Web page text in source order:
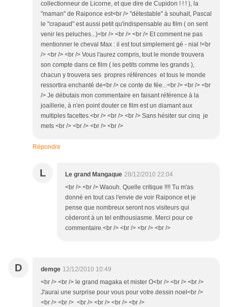
collectionneur de Licorne, et que dire de Cupidon ! ! ! ), la
"maman" de Raiponce est<br /> "détestable" à souhait, Pascal
le "crapaud" est aussi petit qu'indispensable au film ( on sent
venir les peluches...)<br /> <br /> <br /> Et comment ne pas
mentionner le cheval Max : il est tout simplement gé - nial !<br
/> <br /> <br /> Vous l'aurez compris, tout le monde trouvera
son compte dans ce film ( les petits comme les grands ),
chacun y trouvera ses propres références et tous le monde
ressortira enchanté de<br /> ce conte de fée...<br /> <br /> <br
/> Je débutais mon commentaire en faisant référence à la
joaillerie, à n'en point douter ce film est un diamant aux
multiples facettes.<br /> <br /> <br /> Sans hésiter sur cinq je
mets <br /> <br /> <br /> <br />
Répondre
L Le grand Mangaque 28/12/2010 22:04
<br /> <br /> Waouh. Quelle critique !!!! Tu m'as
donné en tout cas l'envie de voir Raiponce et je
pense que nombreux seront nos visiteurs qui
cèderont à un tel enthousiasme. Merci pour ce
commentaire.<br /> <br /> <br /> <br />
D demge 12/12/2010 10:49
<br /> <br /> le grand magaka et mister O<br /> <br /> <br />
J'aurai une surprise pour vous pour votre dessin noel<br />
<br /> <br /> <br /> <br /> <br /> <br />